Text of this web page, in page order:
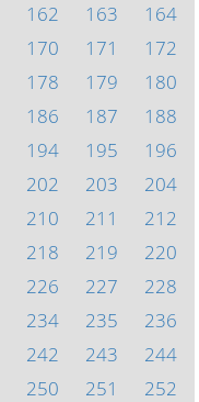
162 163
164
170 171
172
178 179
180
186 187
188
194 195
196
202 203
204
210 211
212
218 219
220
226 227
228
234 235
236
242 243
244
250 251
252